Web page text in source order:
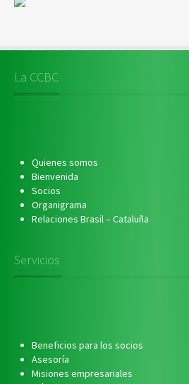
La CCBC
Quienes somos
Bienvenida
Socios
Organigrama
Relaciones Brasil – Cataluña
Servicios
Beneficios para los socios
Asesoría
Misiones empresariales